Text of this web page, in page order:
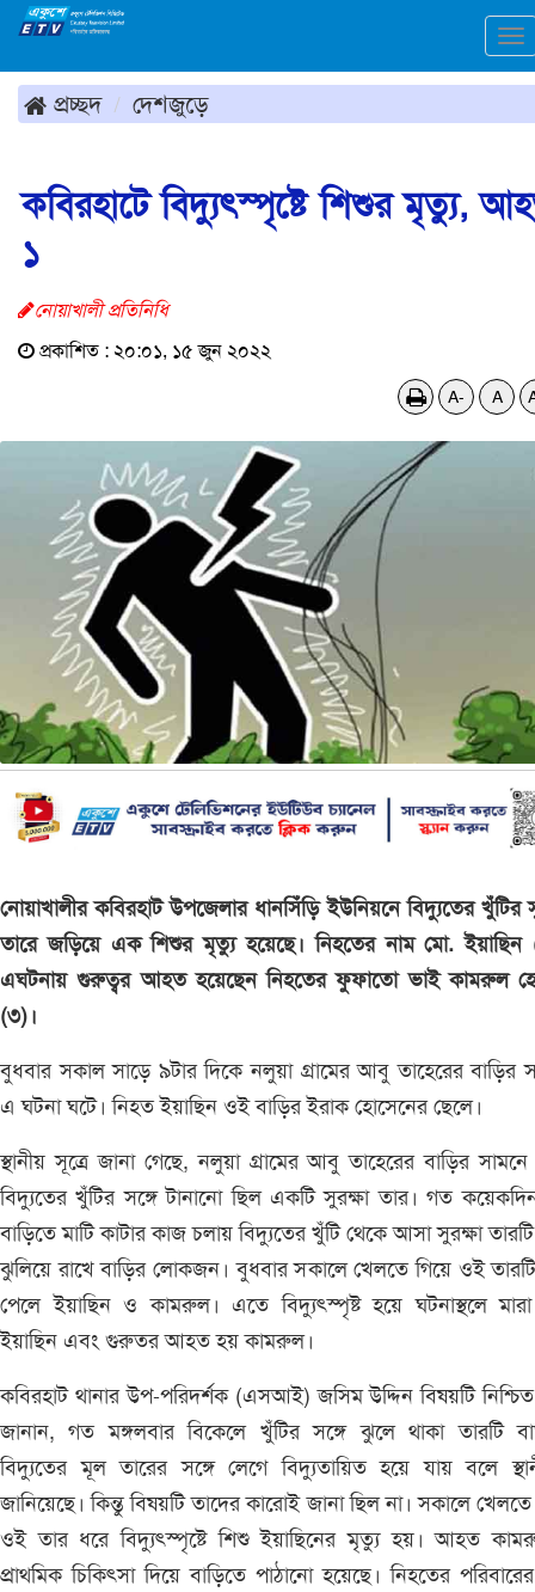
প্রচ্ছদ দেশজুড়ে
কবিরহাটে বিদ্যুৎস্পৃষ্টে শিশুর মৃত্যু,
১
নোয়াখালী প্রতিনিধি
প্রকাশিত : ২০:০১, ১৫ জুন ২০২২
A- A
নোয়াখালীর কবিরহাট উপজেলার ধানসিঁড়ি ইউনিয়নে বিদ্যুতের খুঁটির
তারে জড়িয়ে এক শিশুর মৃত্যু হয়েছে। নিহতের নাম মো.
এঘটনায় গুরুত্বর আহত হয়েছেন নিহতের ফুফাতো ভাই কামরুল
(৩)।
বুধবার সকাল সাড়ে ৯টার দিকে নলুয়া গ্রামের আবু তাহেরের বাড়ির
এ ঘটনা ঘটে। নিহত ইয়াছিন ওই বাড়ির ইরাক হোসেনের ছেলে।
স্থানীয় সূত্রে জানা গেছে, নলুয়া গ্রামের আবু তাহেরের বাড়ির সামনে
বিদ্যুতের খুঁটির সঙ্গে টানানো ছিল একটি সুরক্ষা তার। গত
বাড়িতে মাটি কাটার কাজ চলায় বিদ্যুতের খুঁটি থেকে আসা সুরক্ষা
ঝুলিয়ে রাখে বাড়ির লোকজন। বুধবার সকালে খেলতে গিয়ে ওই
পেলে ইয়াছিন ও কামরুল। এতে বিদ্যুৎস্পৃষ্ট হয়ে ঘটনাস্থলে
ইয়াছিন এবং গুরুতর আহত হয় কামরুল।
কবিরহাট থানার উপ-পরিদর্শক (এসআই) জসিম উদ্দিন বিষয়টি
জানান, গত মঙ্গলবার বিকেলে খুঁটির সঙ্গে ঝুলে থাকা তারটি
বিদ্যুতের মূল তারের সঙ্গে লেগে বিদ্যুতায়িত হয়ে যায় বলে
জানিয়েছে। কিন্তু বিষয়টি তাদের কারোই জানা ছিল না। সকালে খেলতে
ওই তার ধরে বিদ্যুৎস্পৃষ্টে শিশু ইয়াছিনের মৃত্যু হয়। আহত
প্রাথমিক চিকিৎসা দিয়ে বাড়িতে পাঠানো হয়েছে। নিহতের